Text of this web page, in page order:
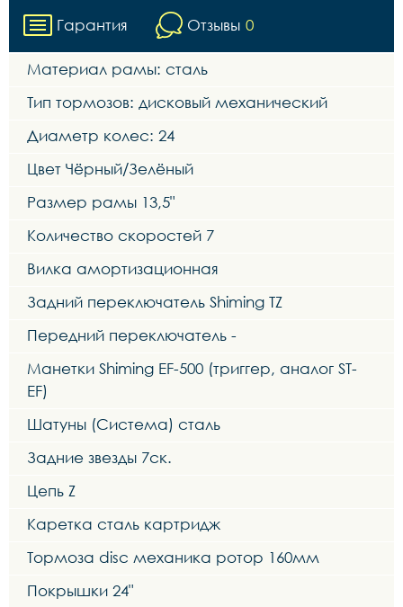
Гарантия Отзывы 0
Материал рамы: сталь
Тип тормозов: дисковый механический
Диаметр колес: 24
Цвет Чёрный/Зелёный
Размер рамы 13,5"
Количество скоростей 7
Вилка амортизационная
Задний переключатель Shiming TZ
Передний переключатель -
Манетки Shiming EF-500 (триггер, аналог ST-
EF)
Шатуны (Система) сталь
Задние звезды 7ск.
Цепь Z
Каретка сталь картридж
Тормоза disc механика ротор 160мм
Покрышки 24"